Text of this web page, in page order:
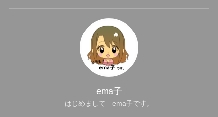
ema子
はじめまして！ema子です。